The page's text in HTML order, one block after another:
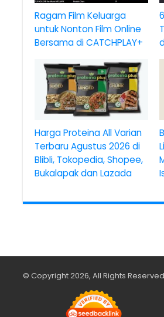
Ragam Film Keluarga
untuk Nonton Film Online
Bersama di CATCHPLAY+
Harga Proteina All Varian
Terbaru Agustus 2026 di
Blibli, Tokopedia, Shopee,
Bukalapak dan Lazada
© Copyright 2026, All Rights Reserved